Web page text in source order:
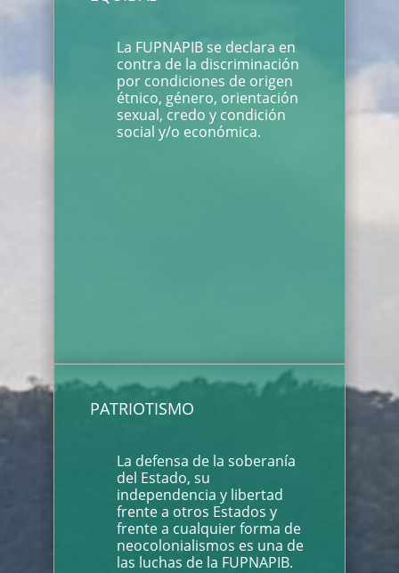
La FUPNAPIB se declara en
contra de la discriminación
por condiciones de origen
étnico, género, orientación
sexual, credo y condición
social y/o económica.
PATRIOTISMO
La defensa de la soberanía
del Estado, su
independencia y libertad
frente a otros Estados y
frente a cualquier forma de
neocolonialismos es una de
las luchas de la FUPNAPIB.